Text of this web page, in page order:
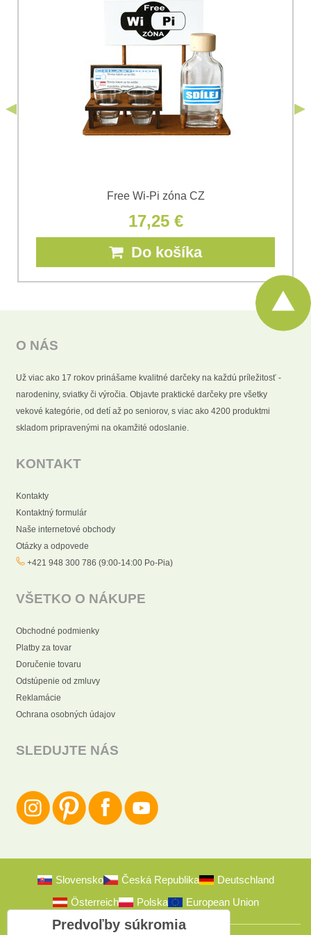
Súhlasím so spracovaním osobných údajov za účelom
odoslania formulára. Oboznámil som sa s
(Povinné)
Odoslať
Free Wi-Pi zóna CZ
17,25 €
Do košíka
O NÁS
Už viac ako 17 rokov prinášame kvalitné darčeky na každú príležitosť -
narodeniny, sviatky či výročia. Objavte praktické darčeky pre všetky
vekové kategórie, od detí až po seniorov, s viac ako 4200 produktmi
skladom pripravenými na okamžité odoslanie.
KONTAKT
Kontakty
Kontaktný formulár
Naše internetové obchody
Otázky a odpovede
+421 948 300 786 (9:00-14:00 Po-Pia)
VŠETKO O NÁKUPE
Obchodné podmienky
Platby za tovar
Doručenie tovaru
Odstúpenie od zmluvy
Reklamácie
Ochrana osobných údajov
SLEDUJTE NÁS
Slovensko Česká Republika
Deutschland
Österreich
Polska European Union
Predvoľby súkromia